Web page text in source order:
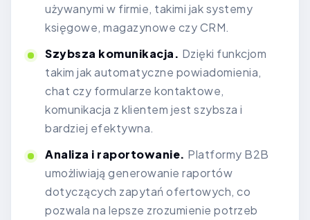
używanymi w firmie, takimi jak systemy
księgowe, magazynowe czy CRM.
Szybsza komunikacja. Dzięki funkcjom
takim jak automatyczne powiadomienia,
chat czy formularze kontaktowe,
komunikacja z klientem jest szybsza i
bardziej efektywna.
Analiza i raportowanie. Platformy B2B
umożliwiają generowanie raportów
dotyczących zapytań ofertowych, co
pozwala na lepsze zrozumienie potrzeb